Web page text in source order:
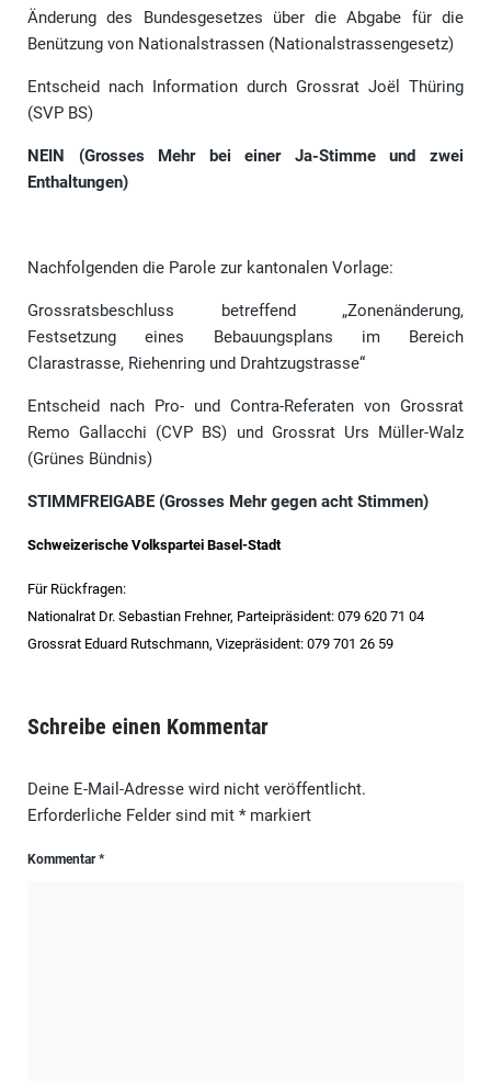
Änderung des Bundesgesetzes über die Abgabe für die
Benützung von Nationalstrassen (Nationalstrassengesetz)
Entscheid nach Information durch Grossrat Joël Thüring
(SVP BS)
NEIN (Grosses Mehr bei einer Ja-Stimme und zwei
Enthaltungen)
Nachfolgenden die Parole zur kantonalen Vorlage:
Grossratsbeschluss betreffend „Zonenänderung,
Festsetzung eines Bebauungsplans im Bereich
Clarastrasse, Riehenring und Drahtzugstrasse“
Entscheid nach Pro- und Contra-Referaten von Grossrat
Remo Gallacchi (CVP BS) und Grossrat Urs Müller-Walz
(Grünes Bündnis)
STIMMFREIGABE (Grosses Mehr gegen acht Stimmen)
Schweizerische Volkspartei Basel-Stadt
Für Rückfragen:
Nationalrat Dr. Sebastian Frehner, Parteipräsident: 079 620 71 04
Grossrat Eduard Rutschmann, Vizepräsident: 079 701 26 59
Schreibe einen Kommentar
Deine E-Mail-Adresse wird nicht veröffentlicht.
Erforderliche Felder sind mit *markiert
Kommentar*